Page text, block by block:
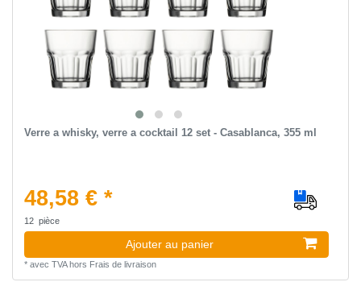
Verre a whisky, verre a cocktail 12 set - Casablanca, 355 ml
48,58 € *
12 pièce
Ajouter au panier
* avec TVAhors Frais de livraison